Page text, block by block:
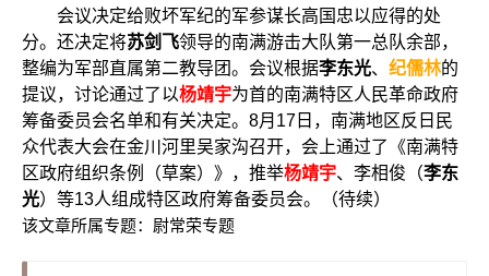
会议决定给败坏军纪的军参谋长高国忠以应得的处
分。还决定将苏剑飞领导的南满游击大队第一总队余部，
整编为军部直属第二教导团。会议根据李东光、 纪儒林的
提议，讨论通过了以杨靖宇为首的南满特区人民革命政府
筹备委员会名单和有关决定。8月17日，南满地区反日民
众代表大会在金川河里吴家沟召开，会上通过了《南满特
区政府组织条例（草案）》，推举杨靖宇、李相俊（李东
光）等13人组成特区政府筹备委员会。（待续）
该文章所属专题： 尉常荣专题